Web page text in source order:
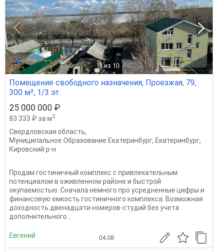
1 из 10
Помещение свободного назначения, Проезжая, 79,
300 м², 1/3 эт.
25 000 000 ₽
83 333 ₽ за м2
Свердловская область,
Муниципальное Образование Екатеринбург, Екатеринбург,
Кировский р-н
Продам гостиничный комплекс с привлекательным
потенциалом в оживленном районе и быстрой
окупаемостью. Сначала немного про усредненные цифры и
финансовую емкость гостиничного комплекса: Возможная
доходность двенадцати номеров-студий без учета
дополнительного...
Евгений 04.08